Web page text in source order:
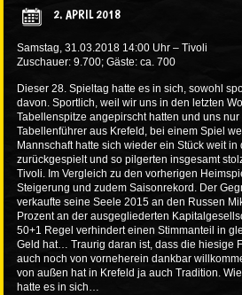
2. APRIL 2018
Samstag, 31.03.2018 14:00 Uhr – Tivoli
Zuschauer: 9.700; Gäste: ca. 700
Dieser 28. Spieltag hatte es in sich, sowohl
davon. Sportlich, weil wir uns in den letzten
Tabellenspitze angepirscht hatten und uns
Tabellenführer aus Krefeld, bei einem Spiel
Mannschaft hatte sich wieder ein Stück weit
zurückgespielt und so pilgerten insgesamt
Tivoli. Im Vergleich zu den vorherigen
Steigerung und zudem Saisonrekord. Der
verkaufte seine Seele 2015 an den Russen
Prozent an der ausgegliederten
50+1 Regel verhindert einen Stimmanteil in
Geld hat… Traurig daran ist, dass die hiesige
auch noch von vorneherein dankbar
von außen hat in Krefeld ja auch Tradition.
hatte es in sich…